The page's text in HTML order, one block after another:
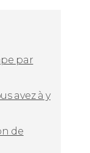
par
avez à y
de